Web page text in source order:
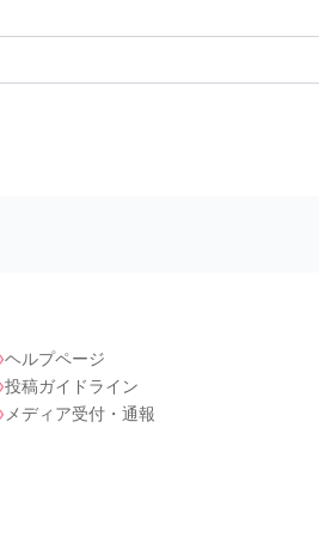
ヘルプページ
投稿ガイドライン
メディア受付・通報